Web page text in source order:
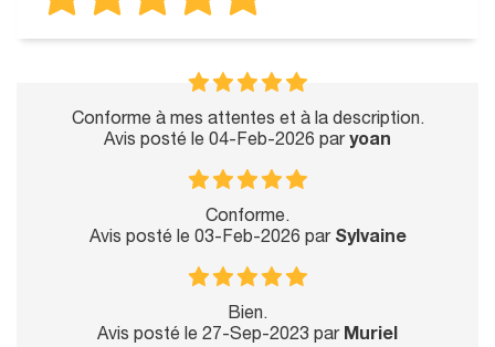
Conforme à mes attentes et à la description.
Avis posté le 04-Feb-2026 paryoan
Conforme.
Avis posté le 03-Feb-2026 par Sylvaine
Bien.
Avis posté le 27-Sep-2023 par Muriel